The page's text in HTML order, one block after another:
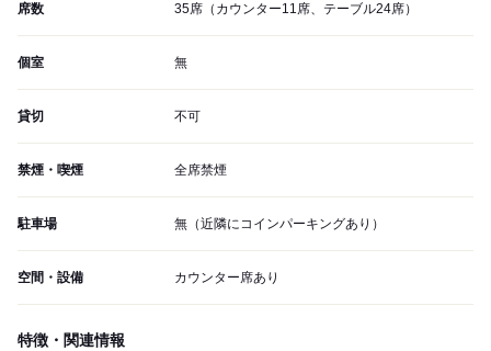
席数 35席（カウンター11席、テーブル24席）
個室 無
貸切 不可
禁煙・喫煙 全席禁煙
駐車場 無（近隣にコインパーキングあり）
空間・設備 カウンター席あり
特徴・関連情報